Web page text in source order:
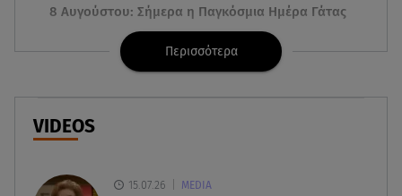
8 Αυγούστου: Σήμερα η Παγκόσμια Ημέρα Γάτας
08.08.26 , 08:47
Καιρός Δεκαπενταύγουστος: Βοριάδες έως 9
μποφόρ και πτώση θερμοκρασίας
08.08.26 , 03:00
Περισσότερα
VIDEOS
15.07.26 MEDIA